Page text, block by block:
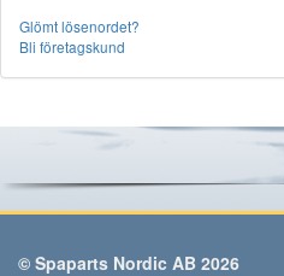
Glömt lösenordet?
Bli företagskund
© Spaparts Nordic AB 2026